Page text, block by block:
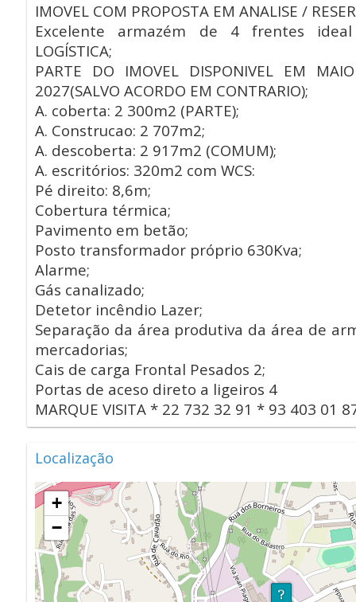
IMOVEL COM PROPOSTA EM ANALISE /
Excelente armazém de 4 frentes ideal
LOGÍSTICA;
PARTE DO IMOVEL DISPONIVEL EM
2027(SALVO ACORDO EM CONTRARIO);
A. coberta: 2 300m2 (PARTE);
A. Construcao: 2 707m2;
A. descoberta: 2 917m2 (COMUM);
A. escritórios: 320m2 com WCS:
Pé direito: 8,6m;
Cobertura térmica;
Pavimento em betão;
Posto transformador próprio 630Kva;
Alarme;
Gás canalizado;
Detetor incêndio Lazer;
Separação da área produtiva da área de
mercadorias;
Cais de carga Frontal Pesados 2;
Portas de aceso direto a ligeiros 4
MARQUE VISITA * 22 732 32 91 * 93 403 01
Localização
+
−